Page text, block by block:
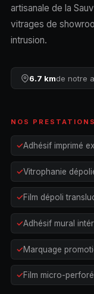
artisanale de la
vitrages de
intrusion.
6.7 kmde notre
NOS
Adhésif imprimé
Vitrophanie
Film dépoli
Adhésif mural
Marquage
Film micro-